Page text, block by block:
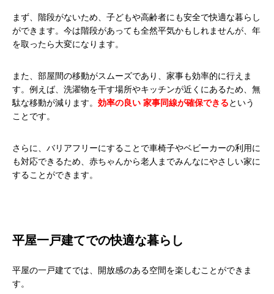
まず、階段がないため、子どもや高齢者にも安全で快適な暮らし
ができます。今は階段があっても全然平気かもしれませんが、年
を取ったら大変になります。
また、部屋間の移動がスムーズであり、家事も効率的に行えま
す。例えば、洗濯物を干す場所やキッチンが近くにあるため、無
駄な移動が減ります。 効率の良い 家事同線が確保できるという
ことです。
さらに、バリアフリーにすることで車椅子やベビーカーの利用に
も対応できるため、赤ちゃんから老人までみんなにやさしい家に
することができます。
平屋一戸建てでの快適な暮らし
平屋の一戸建てでは、開放感のある空間を楽しむことができま
す。